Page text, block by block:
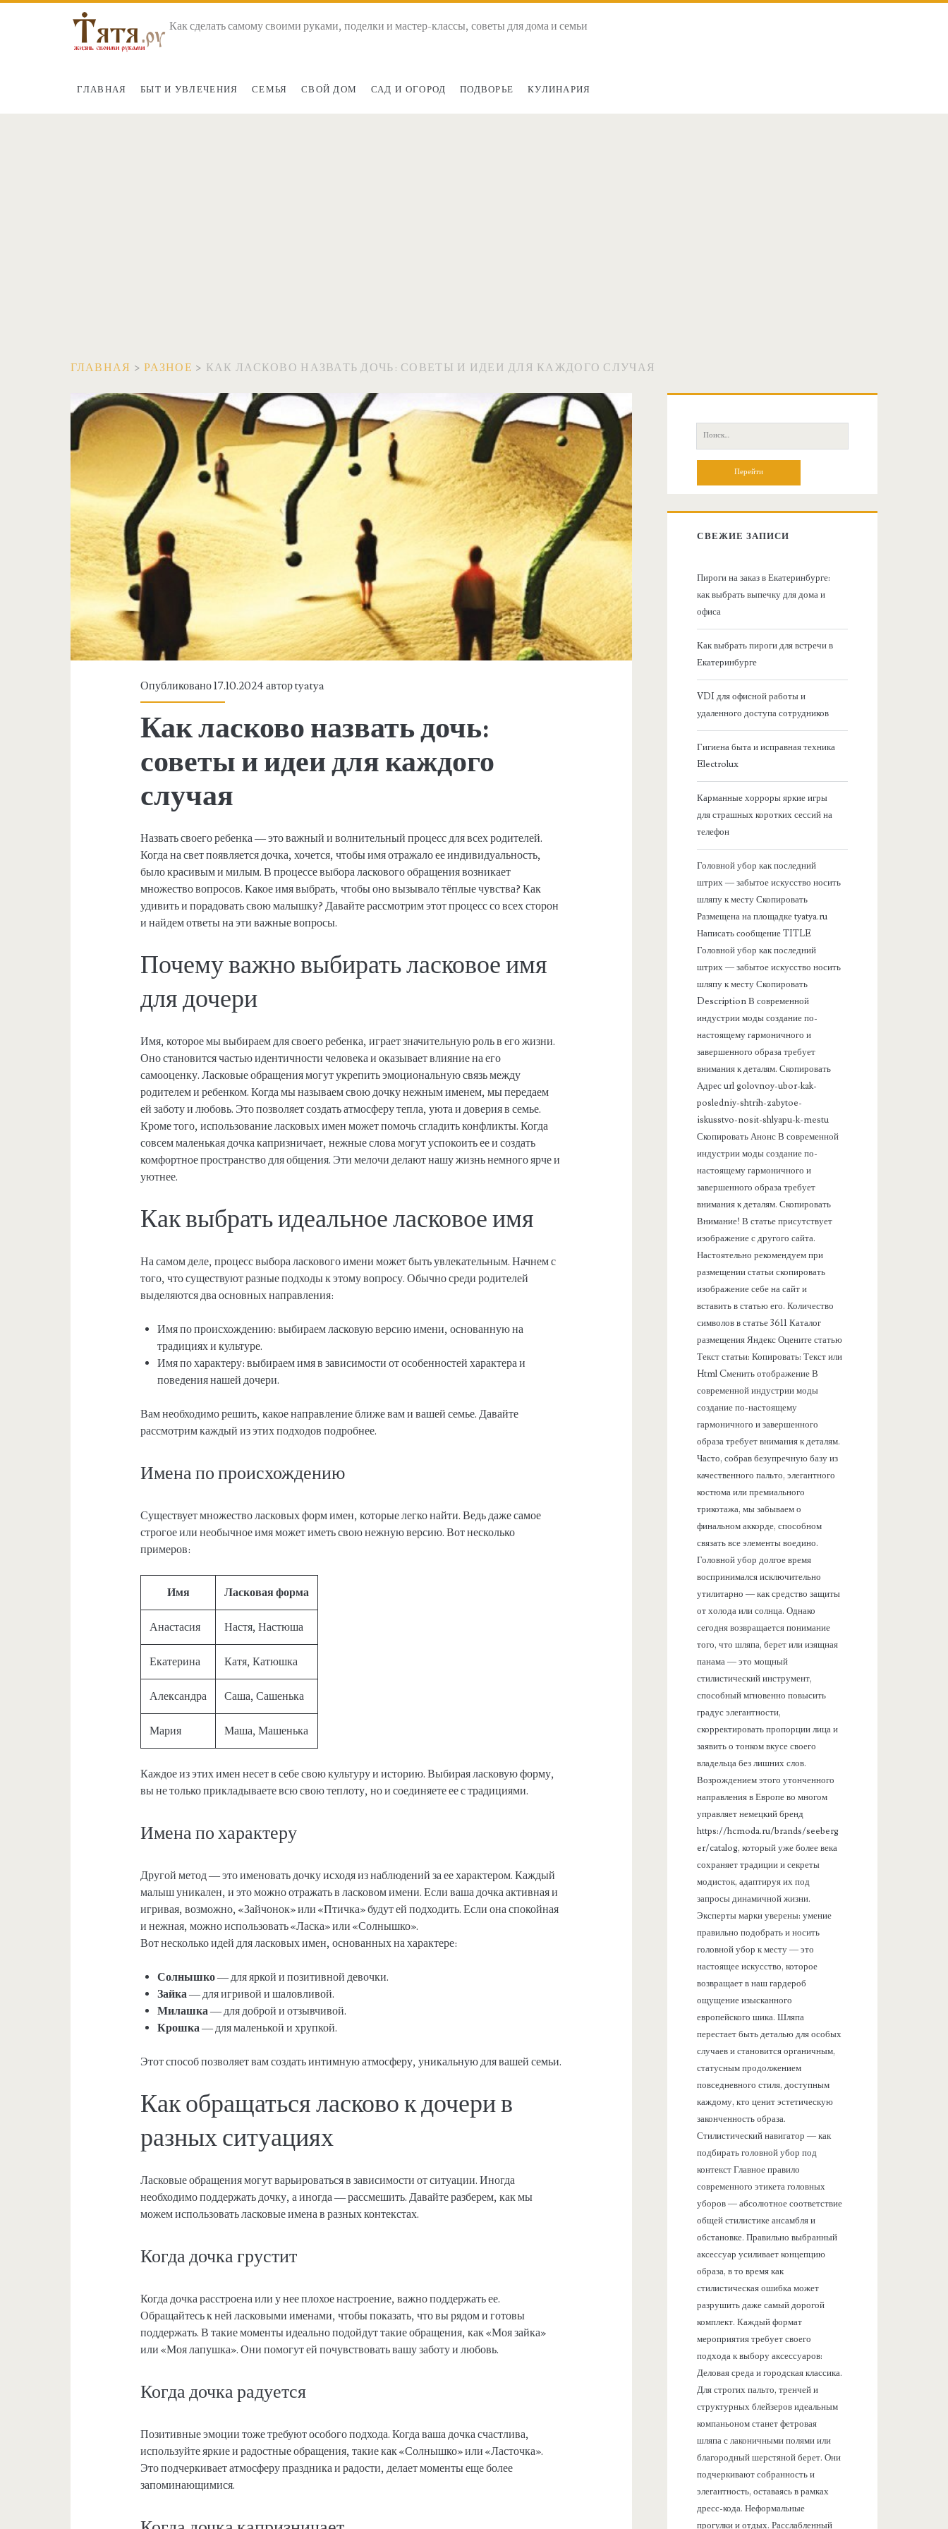
Как сделать самому своими руками, поделки и мастер-классы, советы для дома и семьи
ГЛАВНАЯ БЫТ И УВЛЕЧЕНИЯ СЕМЬЯ СВОЙ ДОМ САД И ОГОРОД ПОДВОРЬЕ КУЛИНАРИЯ
ГЛАВНАЯ >РАЗНОЕ > КАК ЛАСКОВО НАЗВАТЬ ДОЧЬ: СОВЕТЫ И ИДЕИ ДЛЯ КАЖДОГО СЛУЧАЯ
Опубликовано 17.10.2024 авторtyatya
Как ласково назвать дочь:
советы и идеи для каждого
случая
Назвать своего ребенка — это важный и волнительный процесс для всех родителей.
Когда на свет появляется дочка, хочется, чтобы имя отражало ее индивидуальность,
было красивым и милым. В процессе выбора ласкового обращения возникает
множество вопросов. Какое имя выбрать, чтобы оно вызывало тёплые чувства? Как
удивить и порадовать свою малышку? Давайте рассмотрим этот процесс со всех сторон
и найдем ответы на эти важные вопросы.
Почему важно выбирать ласковое имя
для дочери
Имя, которое мы выбираем для своего ребенка, играет значительную роль в его жизни.
Оно становится частью идентичности человека и оказывает влияние на его
самооценку. Ласковые обращения могут укрепить эмоциональную связь между
родителем и ребенком. Когда мы называем свою дочку нежным именем, мы передаем
ей заботу и любовь. Это позволяет создать атмосферу тепла, уюта и доверия в семье.
Кроме того, использование ласковых имен может помочь сгладить конфликты. Когда
совсем маленькая дочка капризничает, нежные слова могут успокоить ее и создать
комфортное пространство для общения. Эти мелочи делают нашу жизнь немного ярче и
уютнее.
Как выбрать идеальное ласковое имя
На самом деле, процесс выбора ласкового имени может быть увлекательным. Начнем с
того, что существуют разные подходы к этому вопросу. Обычно среди родителей
выделяются два основных направления:
Имя по происхождению: выбираем ласковую версию имени, основанную на
традициях и культуре.
Имя по характеру: выбираем имя в зависимости от особенностей характера и
поведения нашей дочери.
Вам необходимо решить, какое направление ближе вам и вашей семье. Давайте
рассмотрим каждый из этих подходов подробнее.
Имена по происхождению
Существует множество ласковых форм имен, которые легко найти. Ведь даже самое
строгое или необычное имя может иметь свою нежную версию. Вот несколько
примеров:
Имя Ласковая форма
Анастасия Настя, Настюша
Екатерина Катя, Катюшка
Александра Саша, Сашенька
Мария Маша, Машенька
Каждое из этих имен несет в себе свою культуру и историю. Выбирая ласковую форму,
вы не только прикладываете всю свою теплоту, но и соединяете ее с традициями.
Имена по характеру
Другой метод — это именовать дочку исходя из наблюдений за ее характером. Каждый
малыш уникален, и это можно отражать в ласковом имени. Если ваша дочка активная и
игривая, возможно, «Зайчонок» или «Птичка» будут ей подходить. Если она спокойная
и нежная, можно использовать «Ласка» или «Солнышко».
Вот несколько идей для ласковых имен, основанных на характере:
Солнышко— для яркой и позитивной девочки.
Зайка— для игривой и шаловливой.
Милашка— для доброй и отзывчивой.
Крошка— для маленькой и хрупкой.
Этот способ позволяет вам создать интимную атмосферу, уникальную для вашей семьи.
Как обращаться ласково к дочери в
разных ситуациях
Ласковые обращения могут варьироваться в зависимости от ситуации. Иногда
необходимо поддержать дочку, а иногда — рассмешить. Давайте разберем, как мы
можем использовать ласковые имена в разных контекстах.
Когда дочка грустит
Когда дочка расстроена или у нее плохое настроение, важно поддержать ее.
Обращайтесь к ней ласковыми именами, чтобы показать, что вы рядом и готовы
поддержать. В такие моменты идеально подойдут такие обращения, как «Моя зайка»
или «Моя лапушка». Они помогут ей почувствовать вашу заботу и любовь.
Когда дочка радуется
Позитивные эмоции тоже требуют особого подхода. Когда ваша дочка счастлива,
используйте яркие и радостные обращения, такие как «Солнышко» или «Ласточка».
Это подчеркивает атмосферу праздника и радости, делает моменты еще более
запоминающимися.
о
П
о
:
СВЕЖИЕ ЗАПИСИ
Пироги на заказ в Екатеринбурге:
как выбрать выпечку для дома и
офиса
Как выбрать пироги для встречи в
Екатеринбурге
VDI для офисной работы и
удаленного доступа сотрудников
Гигиена быта и исправная техника
Electrolux
Карманные хорроры яркие игры
для страшных коротких сессий на
телефон
Головной убор как последний
штрих — забытое искусство носить
шляпу к месту Скопировать
Размещена на площадке tyatya.ru
Написать сообщение TITLE
Головной убор как последний
штрих — забытое искусство носить
шляпу к месту Скопировать
Description В современной
индустрии моды создание по-
настоящему гармоничного и
завершенного образа требует
внимания к деталям. Скопировать
Адрес url golovnoy-ubor-kak-
posledniy-shtrih-zabytoe-
iskusstvo-nosit-shlyapu-k-mestu
Скопировать Анонс В современной
индустрии моды создание по-
настоящему гармоничного и
завершенного образа требует
внимания к деталям. Скопировать
Внимание! В статье присутствует
изображение с другого сайта.
Настоятельно рекомендуем при
размещении статьи скопировать
изображение себе на сайт и
вставить в статью его. Количество
символов в статье 3611 Каталог
размещения Яндекс Оцените статью
Текст статьи: Копировать: Текст или
Html Cменить отображение В
современной индустрии моды
создание по-настоящему
гармоничного и завершенного
образа требует внимания к деталям.
Часто, собрав безупречную базу из
качественного пальто, элегантного
костюма или премиального
трикотажа, мы забываем о
финальном аккорде, способном
связать все элементы воедино.
Головной убор долгое время
воспринимался исключительно
утилитарно — как средство защиты
от холода или солнца. Однако
сегодня возвращается понимание
того, что шляпа, берет или изящная
панама — это мощный
стилистический инструмент,
способный мгновенно повысить
градус элегантности,
скорректировать пропорции лица и
заявить о тонком вкусе своего
владельца без лишних слов.
Возрождением этого утонченного
направления в Европе во многом
управляет немецкий бренд
https://hcmoda.ru/brands/seeberg
er/catalog, который уже более века
сохраняет традиции и секреты
модисток, адаптируя их под
запросы динамичной жизни.
Эксперты марки уверены: умение
правильно подобрать и носить
головной убор к месту — это
настоящее искусство, которое
возвращает в наш гардероб
ощущение изысканного
европейского шика. Шляпа
перестает быть деталью для особых
случаев и становится органичным,
статусным продолжением
повседневного стиля, доступным
каждому, кто ценит эстетическую
законченность образа.
Стилистический навигатор — как
подбирать головной убор под
контекст Главное правило
современного этикета головных
уборов — абсолютное соответствие
общей стилистике ансамбля и
обстановке. Правильно выбранный
аксессуар усиливает концепцию
образа, в то время как
стилистическая ошибка может
разрушить даже самый дорогой
комплект. Каждый формат
мероприятия требует своего
подхода к выбору аксессуаров:
Деловая среда и городская классика.
Для строгих пальто, тренчей и
структурных блейзеров идеальным
компаньоном станет фетровая
шляпа с лаконичными полями или
благородный шерстяной берет. Они
подчеркивают собранность и
элегантность, оставаясь в рамках
дресс-кода. Неформальные
прогулки и отдых. Расслабленный